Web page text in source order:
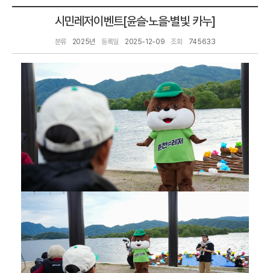
시민레저이벤트[윤슬·노을·별빛 카누]
분류 2025년 등록일 2025-12-09 조회 745633